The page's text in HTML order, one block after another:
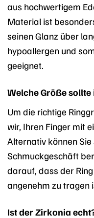
aus hochwertigem
Material ist
seinen Glanz über
hypoallergen und
geeignet.
Welche Größe
Um die richtige
wir, Ihren Finger mit
Alternativ können
Schmuckgeschäft
darauf, dass der
angenehm zu tragen
Ist der Zirkonia